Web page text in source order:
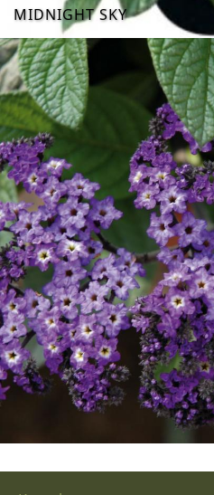
MIDNIGHT SKY